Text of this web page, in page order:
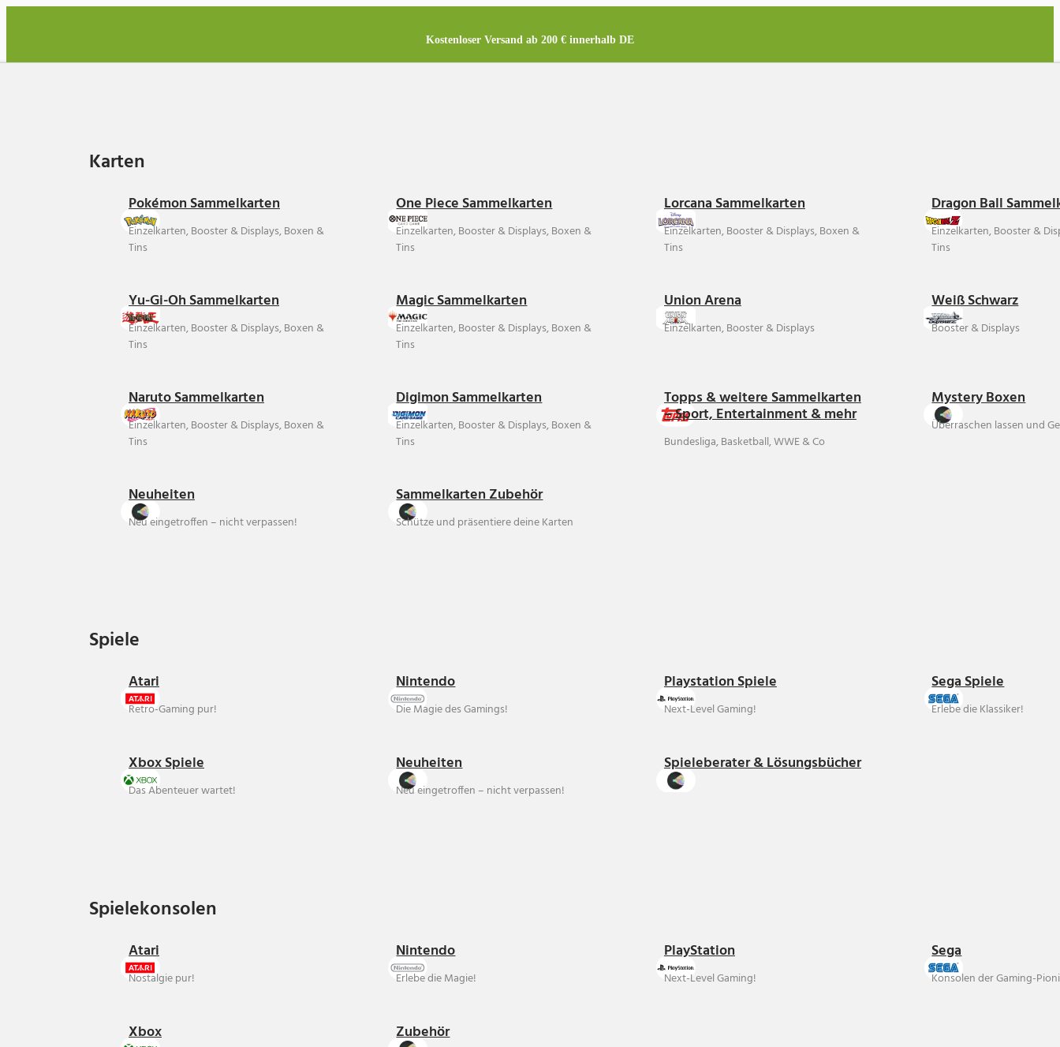
Kostenloser Versand ab 200 € innerhalb DE
Karten
Pokémon Sammelkarten
Einzelkarten, Booster & Displays, Boxen &
Tins
One Piece Sammelkarten
Einzelkarten, Booster & Displays, Boxen &
Tins
Lorcana Sammelkarten
Einzelkarten, Booster & Displays, Boxen &
Tins
Dragon Ball
Einzelkarten, Booster &
Tins
Yu-Gi-Oh Sammelkarten
Einzelkarten, Booster & Displays, Boxen &
Tins
Magic Sammelkarten
Einzelkarten, Booster & Displays, Boxen &
Tins
Union Arena
Einzelkarten, Booster & Displays
Weiß Schwarz
Booster & Displays
Naruto Sammelkarten
Einzelkarten, Booster & Displays, Boxen &
Tins
Digimon Sammelkarten
Einzelkarten, Booster & Displays, Boxen &
Tins
Topps & weitere Sammelkarten
– Sport, Entertainment & mehr
Bundesliga, Basketball, WWE & Co
Mystery Boxen
Überraschen lassen und
Neuheiten
Neu eingetroffen – nicht verpassen!
Sammelkarten Zubehör
Schütze und präsentiere deine Karten
Spiele
Atari
Retro-Gaming pur!
Nintendo
Die Magie des Gamings!
Playstation Spiele
Next-Level Gaming!
Sega Spiele
Erlebe die Klassiker!
Xbox Spiele
Das Abenteuer wartet!
Neuheiten
Neu eingetroffen – nicht verpassen!
Spieleberater & Lösungsbücher
Spielekonsolen
Atari
Nostalgie pur!
Nintendo
Erlebe die Magie!
PlayStation
Next-Level Gaming!
Sega
Konsolen der Gaming-
Xbox Zubehör